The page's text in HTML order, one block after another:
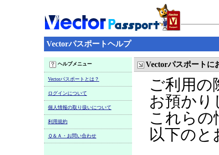
Vectorパスポートヘルプ
ヘルプメニュー
Vectorパスポートとは？
ログインについて
個人情報の取り扱いについて
利用規約
Ｑ＆Ａ・お問い合わせ
Vectorパスポートに
ご利用の
お預かり
これらの
以下のと